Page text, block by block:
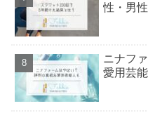
性・男
ニナフ
愛用芸